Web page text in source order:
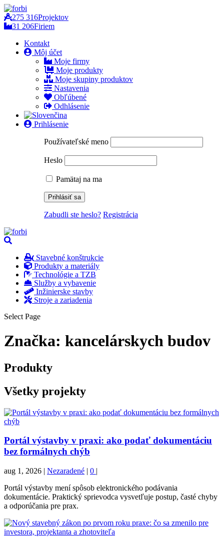
275 316Projektov
31 206Firiem
Kontakt
Môj účet
Moje firmy
Moje produkty
Moje skupiny produktov
Nastavenia
Obľúbené
Odhlásenie
Prihlásenie
Používateľské meno
Heslo
Pamätaj na ma
Zabudli ste heslo? Registrácia
Stavebné konštrukcie
Produkty a materiály
Technológie a TZB
Služby a vybavenie
Inžinierske stavby
Stroje a zariadenia
Select Page
Značka: kancelárskych budov
Produkty
Všetky projekty
Portál výstavby v praxi: ako podať dokumentáciu
bez formálnych chýb
aug 1, 2026 | Nezaradené | 0 |
Portál výstavby mení spôsob elektronického podávania
dokumentácie. Praktický sprievodca vysvetľuje postup, časté chyby
a odporúčania pre prax.